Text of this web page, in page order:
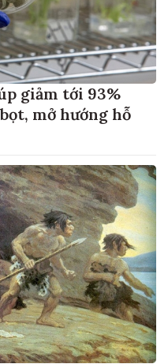
giảm tới 93%
mở hướng hỗ